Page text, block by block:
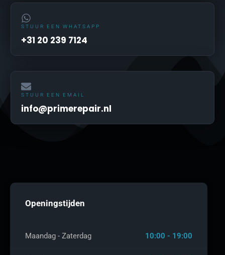
STUUR EEN WHATSAPP
+31 20 239 7124
STUUR EEN EMAIL
info@primerepair.nl
Openingstijden
Maandag - Zaterdag 10:00 - 19:00